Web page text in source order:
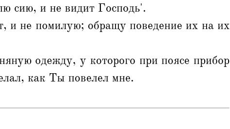
сию, и не видит Господь'.
и не помилую; обращу поведение их на их
одежду, у которого при поясе прибор
как Ты повелел мне.